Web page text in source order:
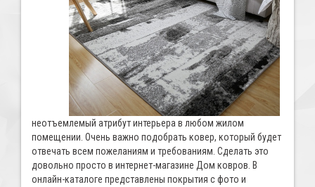
неотъемлемый атрибут интерьера в любом жилом
помещении. Очень важно подобрать ковер, который будет
отвечать всем пожеланиям и требованиям. Сделать это
довольно просто в интернет-магазине Дом ковров. В
онлайн-каталоге представлены покрытия с фото и